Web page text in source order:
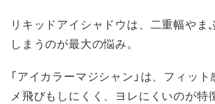
リキッドアイシャドウは、二重幅やま
しまうのが最大の悩み。
「アイカラーマジシャン」は、フィッ
メ飛びもしにくく、ヨレにくいのが特